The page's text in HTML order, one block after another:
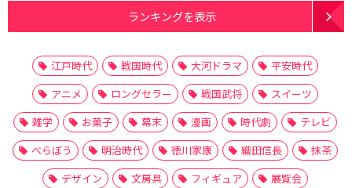
ランキングを表示
江戸時代 戦国時代 大河ドラマ
平安時代
アニメ
ロングセラー 戦国武将
スイーツ
雑学
お菓子 幕末 漫画 時代劇
テレビ
べらぼう
明治時代 徳川家康 織田信長
抹茶
デザイン
文房具 フィギュア
展覧会